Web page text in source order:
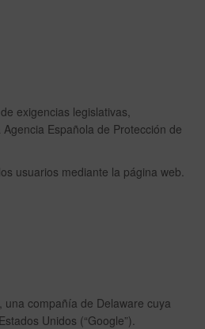
exigencias legislativas,
Española de Protección de
usuarios mediante la página web.
compañía de Delaware cuya
Unidos (“Google”).